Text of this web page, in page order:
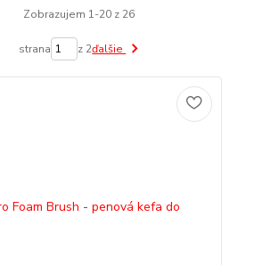
Zobrazujem 1-20 z 26
strana z 2ďalšie